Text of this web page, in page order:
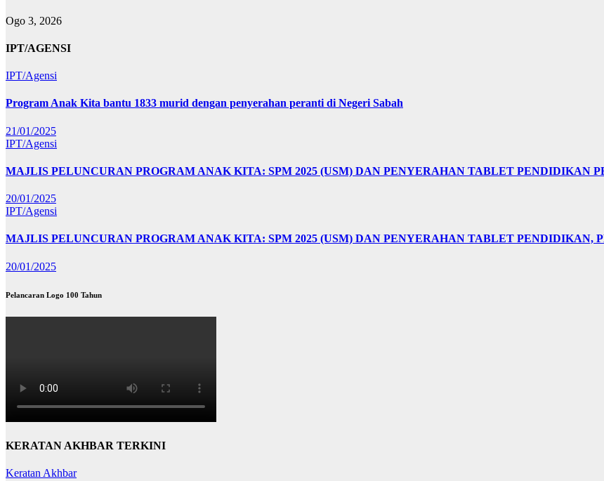
Ogo 3, 2026
IPT/AGENSI
IPT/Agensi
Program Anak Kita bantu 1833 murid dengan penyerahan peranti di Negeri Sabah
21/01/2025
IPT/Agensi
MAJLIS PELUNCURAN PROGRAM ANAK KITA: SPM 2025 (USM) DAN PENYERAHAN TABLET PENDIDIKAN
20/01/2025
IPT/Agensi
MAJLIS PELUNCURAN PROGRAM ANAK KITA: SPM 2025 (USM) DAN PENYERAHAN TABLET PENDIDIKAN,
20/01/2025
Pelancaran Logo 100 Tahun
KERATAN AKHBAR TERKINI
Keratan Akhbar